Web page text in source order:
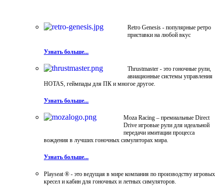
Retro Genesis - популярные ретро
приставки на любой вкус
Узнать больше...
Thrustmaster - это гоночные рули,
авиационные системы управления
HOTAS, геймпады для ПК и многое другое.
Узнать больше...
Moza Racing – премиальные Direct
Drive игровые рули для идеальной
передачи имитации процесса
вождения в лучших гоночных симуляторах мира.
Узнать больше...
Playseat ® - это ведущая в мире компания по производству игровых
кресел и кабин для гоночных и летных симуляторов.